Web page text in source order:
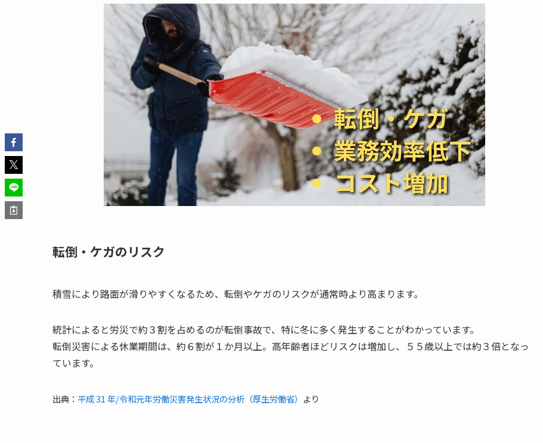
転倒・ケガのリスク
積雪により路面が滑りやすくなるため、転倒やケガのリスクが通常時より高まります。
統計によると労災で約３割を占めるのが転倒事故で、特に冬に多く発生することがわかっています。
転倒災害による休業期間は、約６割が１か月以上。高年齢者ほどリスクは増加し、５５歳以上では約３倍となっ
ています。
出典： 平成 31 年/令和元年労働災害発生状況の分析（厚生労働省） より